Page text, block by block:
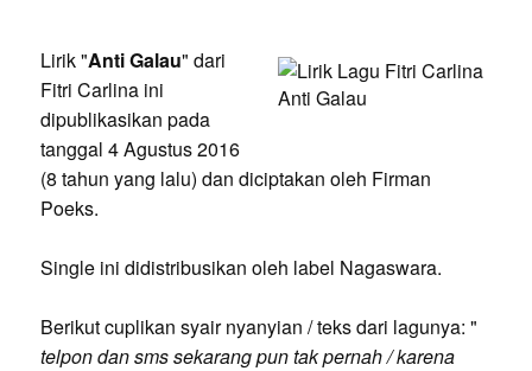
Lirik "Anti Galau" dari
Fitri Carlina ini
dipublikasikan pada
tanggal 4 Agustus 2016
(8 tahun yang lalu) dan diciptakan oleh Firman
Poeks.
Single ini didistribusikan oleh label Nagaswara.
Berikut cuplikan syair nyanyian / teks dari lagunya: "
telpon dan sms sekarang pun tak pernah / karena